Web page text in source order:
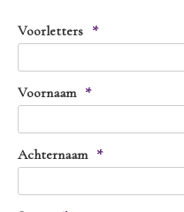
Voorletters *
Voornaam *
Achternaam *